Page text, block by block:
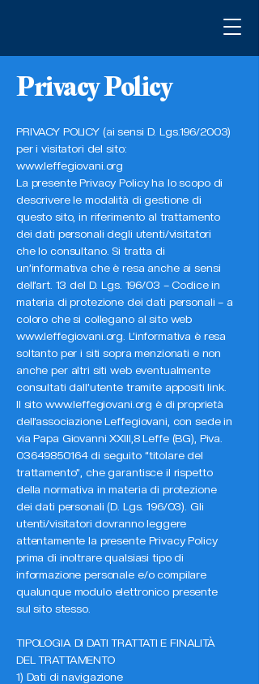
Privacy Policy
PRIVACY POLICY (ai sensi D. Lgs.196/2003)
per i visitatori del sito:
www.leffegiovani.org
La presente Privacy Policy ha lo scopo di
descrivere le modalità di gestione di
questo sito, in riferimento al trattamento
dei dati personali degli utenti/visitatori
che lo consultano. Si tratta di
un’informativa che è resa anche ai sensi
dell’art. 13 del D. Lgs. 196/03 – Codice in
materia di protezione dei dati personali – a
coloro che si collegano al sito web
www.leffegiovani.org . L’informativa è resa
soltanto per i siti sopra menzionati e non
anche per altri siti web eventualmente
consultati dall’utente tramite appositi link.
Il sito www.leffegiovani.org è di proprietà
dell’associazione Leffegiovani, con sede in
via Papa Giovanni XXIII,8 Leffe (BG), Piva.
03649850164di seguito “titolare del
trattamento”, che garantisce il rispetto
della normativa in materia di protezione
dei dati personali (D. Lgs. 196/03). Gli
utenti/visitatori dovranno leggere
attentamente la presente Privacy Policy
prima di inoltrare qualsiasi tipo di
informazione personale e/o compilare
qualunque modulo elettronico presente
sul sito stesso.
TIPOLOGIA DI DATI TRATTATI E FINALITÀ
DEL TRATTAMENTO
1) Dati di navigazione